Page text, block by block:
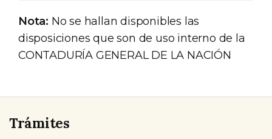
Nota: No se hallan disponibles las
disposiciones que son de uso interno de la
CONTADURÍA GENERAL DE LA NACIÓN
Trámites